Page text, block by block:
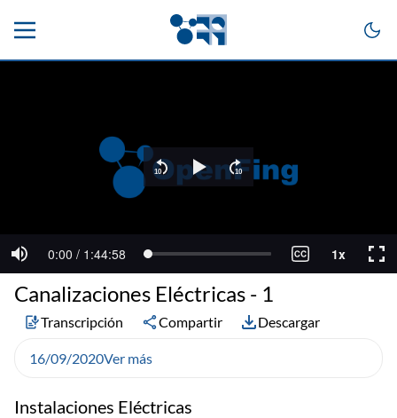
Instalaciones Eléctricas
Canalizaciones Eléctricas - 1
Transcripción Compartir Descargar
16/09/2020Ver más